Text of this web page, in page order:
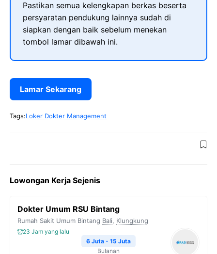
Pastikan semua kelengkapan berkas beserta
persyaratan pendukung lainnya sudah di
siapkan dengan baik sebelum menekan
tombol lamar dibawah ini.
Lamar Sekarang
Tags:Loker Dokter Management
Lowongan Kerja Sejenis
Dokter Umum RSU Bintang
Rumah Sakit Umum Bintang Bali, Klungkung
23 Jam yang lalu
6 Juta - 15 Juta
Bulanan